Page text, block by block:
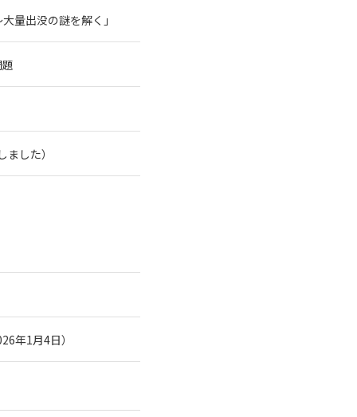
量出没の謎を解く」
した）
年1月4日）